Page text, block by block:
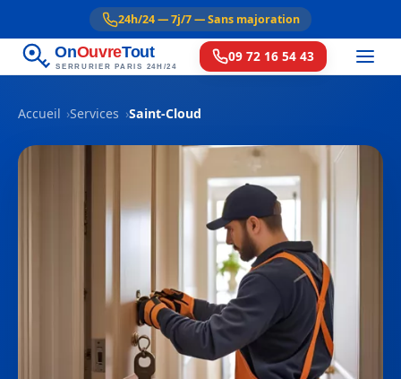
24h/24 — 7j/7 — Sans majoration
OnOuvreTout
SERRURIER PARIS 24H/24
09 72 16 54 43
Accueil Services Saint-Cloud